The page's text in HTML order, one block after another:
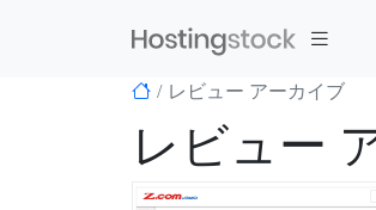
レビュー アーカイブ
レビュー